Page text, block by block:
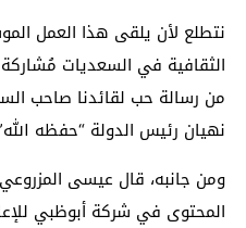
نتطلع لأن يلقى هذا العمل
الثقافية في السعديات
من رسالة حب لقائدنا صاحب
نهيان رئيس الدولة “حفظه
ومن جانبه، قال عيسى
المحتوى في شركة أبوظبي